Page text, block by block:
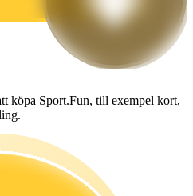
köpa Sport.Fun, till exempel kort,